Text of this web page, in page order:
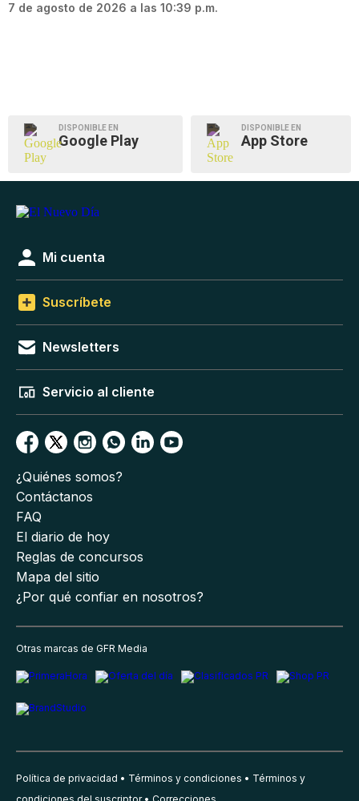
7 de agosto de 2026 a las 10:39 p.m.
DISPONIBLE EN
Google Play
DISPONIBLE EN
App Store
Mi cuenta
Suscríbete
Newsletters
Servicio al cliente
¿Quiénes somos?
Contáctanos
FAQ
El diario de hoy
Reglas de concursos
Mapa del sitio
¿Por qué confiar en nosotros?
Otras marcas de GFR Media
Política de privacidad Términos y condiciones
Términos y